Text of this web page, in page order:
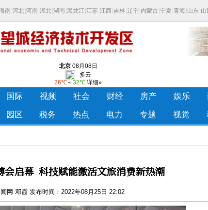
启幕 科技赋能激活文旅消费新热潮
网 邓霞 发布时间：2022年08月25日 22:02